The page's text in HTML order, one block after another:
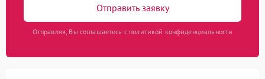
Отправить заявку
Отправляя, Вы соглашаетесь с политикой конфиденциальности